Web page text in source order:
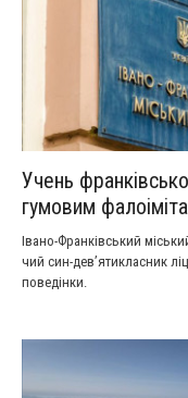
Учень
гумовим
Івано-Франківський
чий син-дев’ятикласник
поведінки.